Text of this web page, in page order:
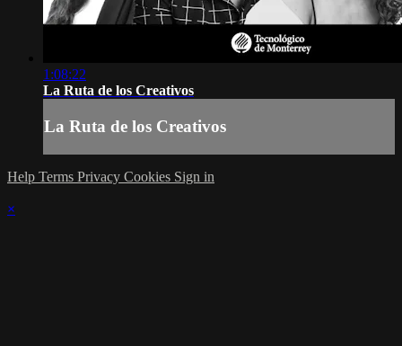
1:08:22
La Ruta de los Creativos
La Ruta de los Creativos
Help Terms Privacy Cookies Sign in
×